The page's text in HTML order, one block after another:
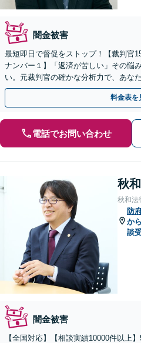
闇金被害
最短即日で督促をストップ！【裁判官
ナンバー１】「返済が苦しい」その悩
い。元裁判官の確かな分析力で、あな
自己破産・任意整理・時効のご相談に
料金表を
電話でお問い合わせ
秋
秋和法
防
か
談
闇金被害
【全国対応】【相談実績10000件以上